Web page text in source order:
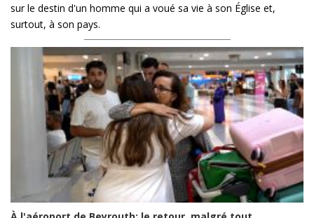
sur le destin d'un homme qui a voué sa vie à son Église et,
surtout, à son pays.